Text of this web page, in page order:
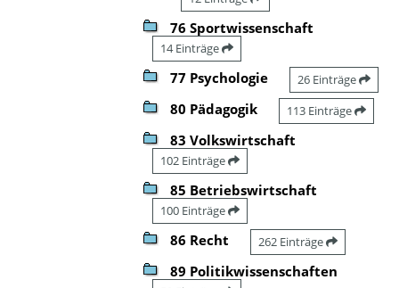
76 Sportwissenschaft
14 Einträge
77 Psychologie 26 Einträge
80 Pädagogik 113 Einträge
83 Volkswirtschaft
102 Einträge
85 Betriebswirtschaft
100 Einträge
86 Recht 262 Einträge
89 Politikwissenschaften